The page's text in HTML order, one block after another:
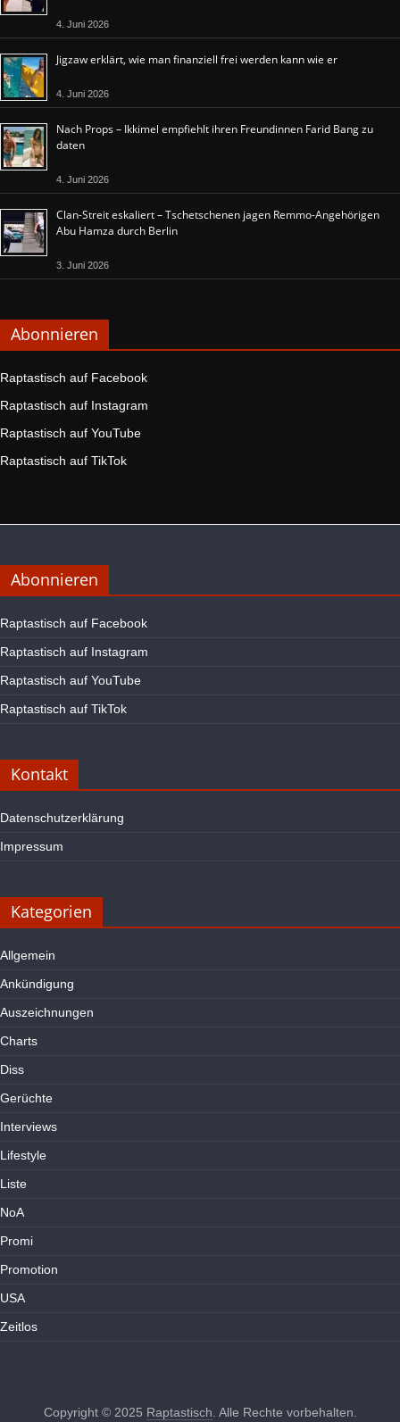
4. Juni 2026
Jigzaw erklärt, wie man finanziell frei werden kann wie er
4. Juni 2026
Nach Props – Ikkimel empfiehlt ihren Freundinnen Farid Bang zu
daten
4. Juni 2026
Clan-Streit eskaliert – Tschetschenen jagen Remmo-Angehörigen
Abu Hamza durch Berlin
3. Juni 2026
Abonnieren
Raptastisch auf Facebook
Raptastisch auf Instagram
Raptastisch auf YouTube
Raptastisch auf TikTok
Abonnieren
Raptastisch auf Facebook
Raptastisch auf Instagram
Raptastisch auf YouTube
Raptastisch auf TikTok
Kontakt
Datenschutzerklärung
Impressum
Kategorien
Allgemein
Ankündigung
Auszeichnungen
Charts
Diss
Gerüchte
Interviews
Lifestyle
Liste
NoA
Promi
Promotion
USA
Zeitlos
Copyright © 2025 Raptastisch . Alle Rechte vorbehalten.